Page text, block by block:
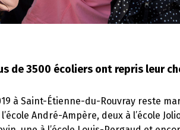
de 3500 écoliers ont repris leur
à Saint-Étienne-du-Rouvray reste
André-Ampère, deux à l’école